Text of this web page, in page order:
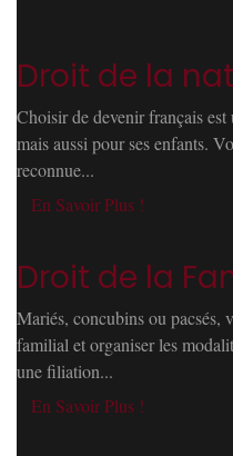
Droit de la
Choisir de devenir français
mais aussi pour ses enfants.
reconnue...
En Savoir Plus !
Droit de la
Mariés, concubins ou pacsés,
familial et organiser les
une filiation...
En Savoir Plus !